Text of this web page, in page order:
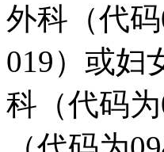
外科（代
019）或妇
科（代码